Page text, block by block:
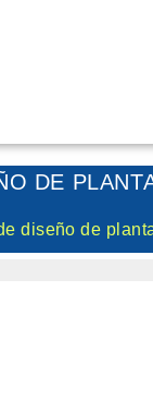
DE
diseño de